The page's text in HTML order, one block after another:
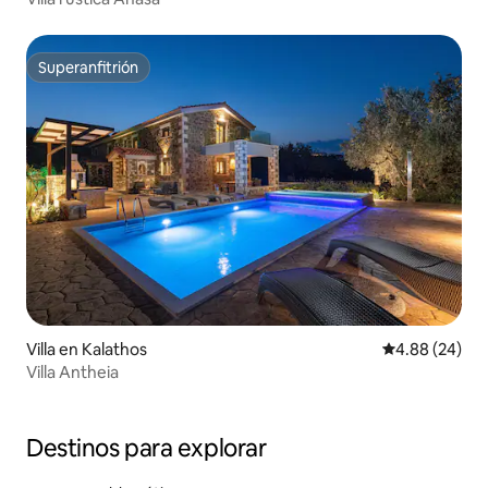
Superanfitrión
Superanfitrión
Villa en Kalathos Calificación
4.88 (24)
Villa Antheia
Destinos para explorar